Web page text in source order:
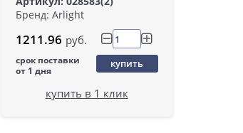
Бренд: Arlight
1211.96 руб.
срок поставки
от 1 дня
купить
купить в 1 клик